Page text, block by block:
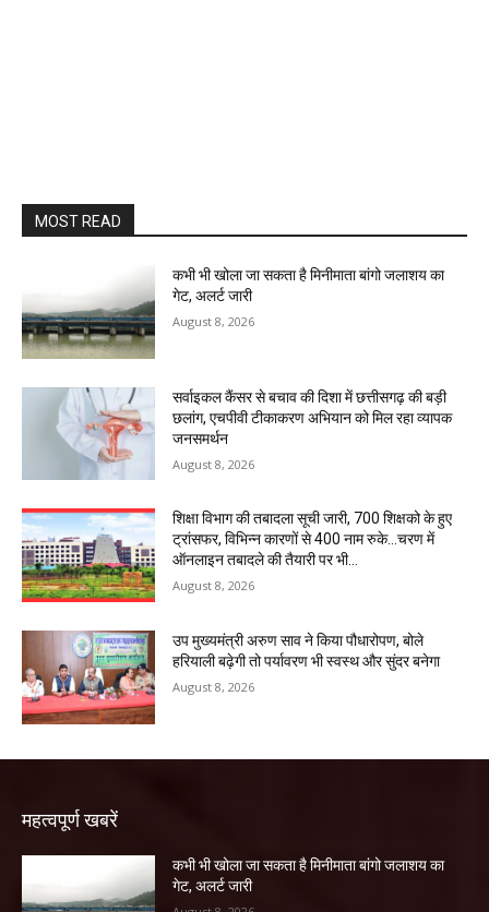
MOST READ
कभी भी खोला जा सकता है मिनीमाता बांगो जलाशय का
गेट, अलर्ट जारी
August 8, 2026
सर्वाइकल कैंसर से बचाव की दिशा में छत्तीसगढ़ की बड़ी
छलांग, एचपीवी टीकाकरण अभियान को मिल रहा व्यापक
जनसमर्थन
August 8, 2026
शिक्षा विभाग की तबादला सूची जारी, 700 शिक्षको के हुए
ट्रांसफर, विभिन्न कारणों से 400 नाम रुके…चरण में
ऑनलाइन तबादले की तैयारी पर भी...
August 8, 2026
उप मुख्यमंत्री अरुण साव ने किया पौधारोपण, बोले
हरियाली बढ़ेगी तो पर्यावरण भी स्वस्थ और सुंदर बनेगा
August 8, 2026
महत्वपूर्ण खबरें
कभी भी खोला जा सकता है मिनीमाता बांगो जलाशय का
गेट, अलर्ट जारी